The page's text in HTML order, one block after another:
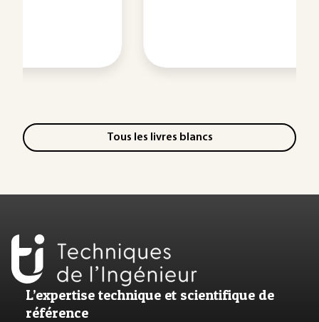
Tous les livres blancs
L’expertise technique et scientifique de
référence